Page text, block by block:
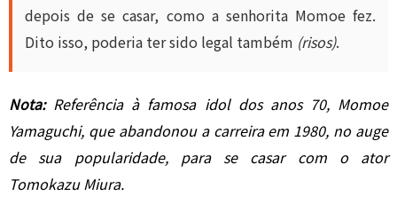
depois de se casar, como a senhorita Momoe fez.
Dito isso, poderia ter sido legal também (risos).
Nota: Referência à famosa idol dos anos 70, Momoe
Yamaguchi, que abandonou a carreira em 1980, no auge
de sua popularidade, para se casar com o ator
Tomokazu Miura.